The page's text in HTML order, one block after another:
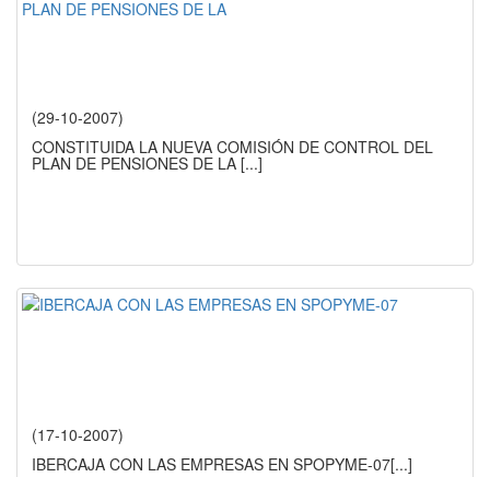
(29-10-2007)
CONSTITUIDA LA NUEVA COMISIÓN DE CONTROL DEL
PLAN DE PENSIONES DE LA [...]
(17-10-2007)
IBERCAJA CON LAS EMPRESAS EN SPOPYME-07[...]